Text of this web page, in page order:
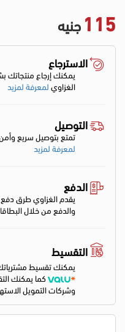
115 جنيه
الاسترجاع
يمكنك إرجاع
الغزاويلمعرفة لمزيد
التوصيل
تمتع بتوصيل سريع
لمعرفة لمزيد
الدفع
يقدم الغزاوي طرق دفع
والدفع من خلال
التقسيط
يمكنك تقسيط
كما يمكنك
وشركات التمويل